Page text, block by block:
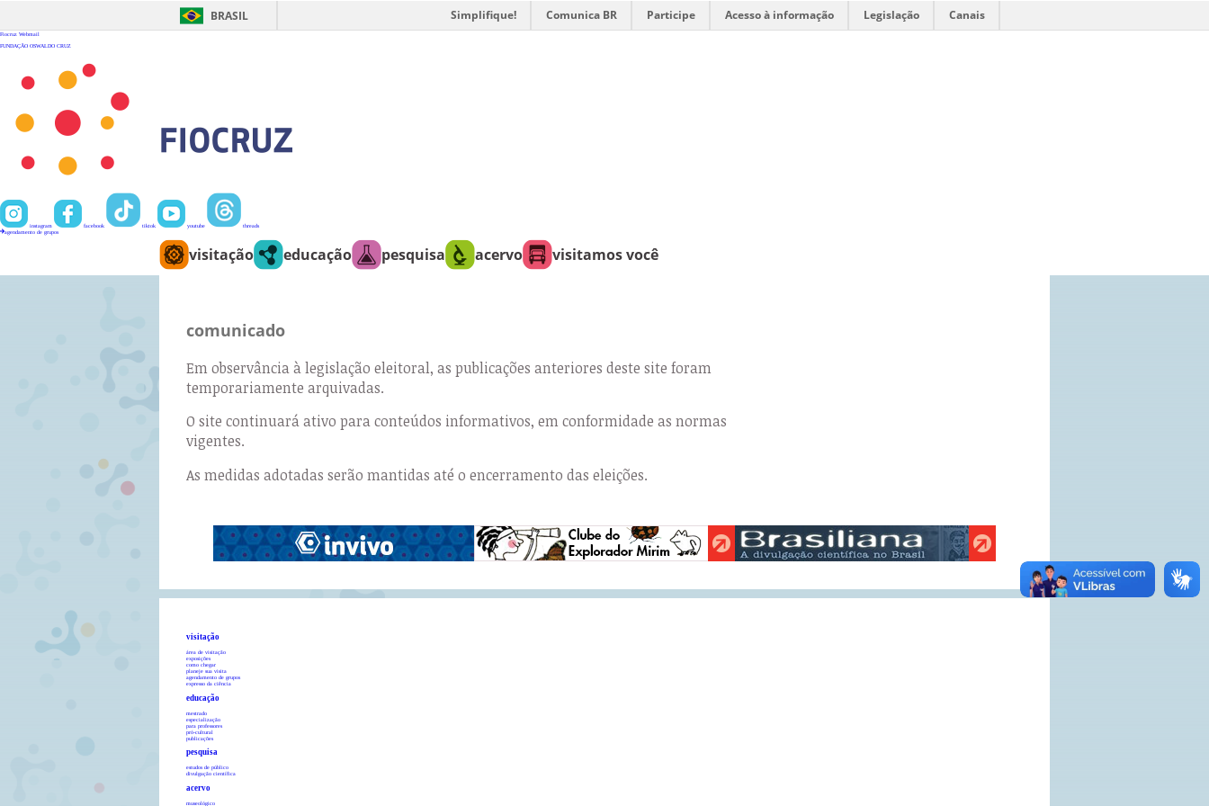
BRASIL Simplifique! Comunica BR Participe Acesso à informação Legislação Canais
Fiocruz Webmail
FUNDAÇÃO OSWALDO CRUZ
instagram facebook tiktok youtube
threads
agendamento de grupos
visitação educação pesquisa acervo visitamos você
comunicado
Em observância à legislação eleitoral, as publicações anteriores deste site foram
temporariamente arquivadas.
O site continuará ativo para conteúdos informativos, em conformidade as normas
vigentes.
As medidas adotadas serão mantidas até o encerramento das eleições.
visitação
área de visitação
exposições
como chegar
planeje sua visita
agendamento de grupos
expresso da ciência
educação
mestrado
especialização
para professores
pró-cultural
publicações
pesquisa
estudos de público
divulgação científica
acervo
museológico